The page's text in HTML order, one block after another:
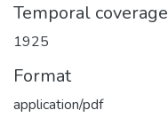
Temporal coverage
1925
Format
application/pdf